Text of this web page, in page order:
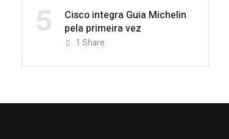
5
Cisco integra Guia Michelin
pela primeira vez
1 Share